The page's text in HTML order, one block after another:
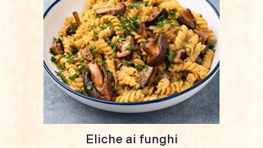
Eliche ai funghi